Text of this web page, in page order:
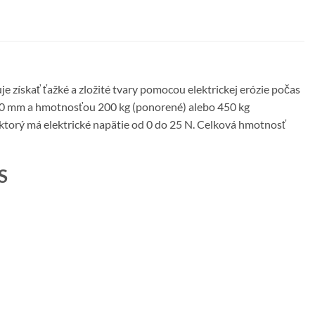
získať ťažké a zložité tvary pomocou elektrickej erózie počas
mm a hmotnosťou 200 kg (ponorené) alebo 450 kg
má elektrické napätie od 0 do 25 N. Celková hmotnosť